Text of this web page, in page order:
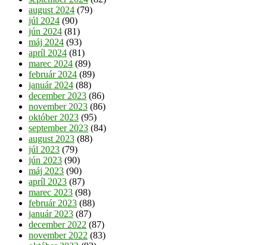
august 2024 (79)
júl 2024 (90)
jún 2024 (81)
máj 2024 (93)
apríl 2024 (81)
marec 2024 (89)
február 2024 (89)
január 2024 (88)
december 2023 (86)
november 2023 (86)
október 2023 (95)
september 2023 (84)
august 2023 (88)
júl 2023 (79)
jún 2023 (90)
máj 2023 (90)
apríl 2023 (87)
marec 2023 (98)
február 2023 (88)
január 2023 (87)
december 2022 (87)
november 2022 (83)